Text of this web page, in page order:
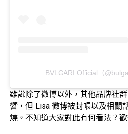
BVLGARI Official（
雖說除了微博以外，其他品牌社
響，但 Lisa 微博被封帳以及相關
燒。不知道大家對此有何看法？